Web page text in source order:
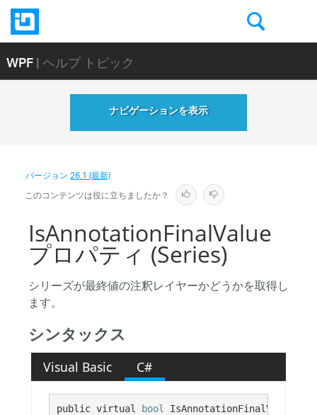
WPF| ヘルプ トピック
ナビゲーションを表示
バージョン26.1 (最新)
このコンテンツは役に立ちましたか？
IsAnnotationFinalValue
プロパティ (Series)
シリーズが最終値の注釈レイヤーかどうかを取得し
ます。
シンタックス
Visual Basic C#
public virtual bool IsAnnotationFinalValue